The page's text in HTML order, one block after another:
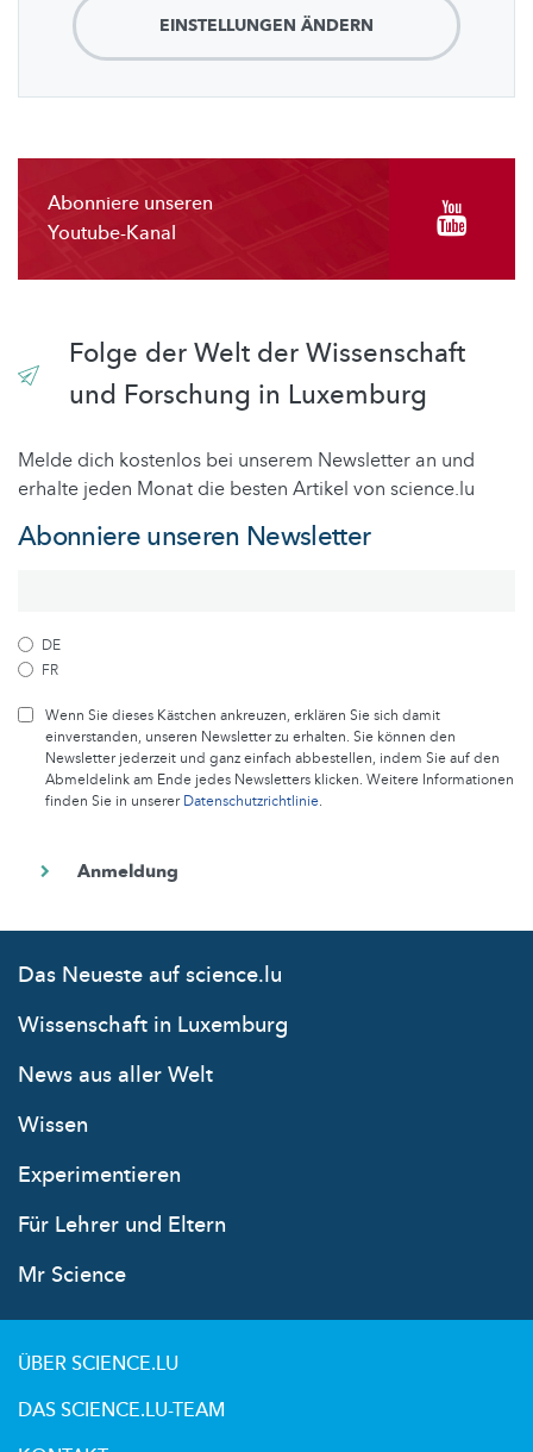
EINSTELLUNGEN ÄNDERN
Abonniere unseren
Youtube-Kanal
Folge der Welt der Wissenschaft
und Forschung in Luxemburg
Melde dich kostenlos bei unserem Newsletter an und
erhalte jeden Monat die besten Artikel von science.lu
Abonniere unseren Newsletter
DE
FR
Wenn Sie dieses Kästchen ankreuzen, erklären Sie sich damit
einverstanden, unseren Newsletter zu erhalten. Sie können den
Newsletter jederzeit und ganz einfach abbestellen, indem Sie auf den
Abmeldelink am Ende jedes Newsletters klicken. Weitere Informationen
finden Sie in unsererDatenschutzrichtlinie.
Das Neueste auf science.lu
Wissenschaft in Luxemburg
News aus aller Welt
Wissen
Experimentieren
Für Lehrer und Eltern
Mr Science
ÜBER SCIENCE.LU
DAS SCIENCE.LU-TEAM